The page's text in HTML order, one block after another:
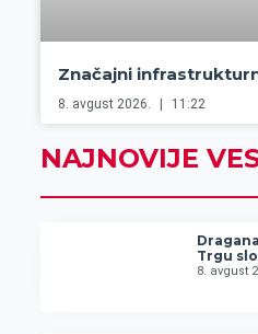
Značajni
8. avgust 2026. 11:22
NAJNOVIJE
Trgu
8. avgust